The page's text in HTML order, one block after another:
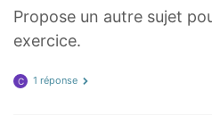
Propose un autre sujet
exercice.
C 1 réponse